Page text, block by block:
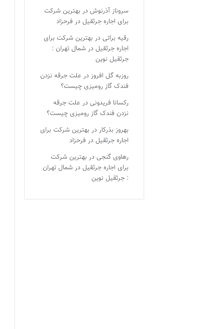
سروناز آذرنوش در بهترین شرکت
برای اجاره جرثقیل در فرحزاد
رقیه براتی در بهترین شرکت برای
اجاره جرثقیل در شمال تهران :
جرثقیل نوین
روزبه گل افروز در علت جرقه نزدن
فندک گاز رومیزی چیست؟
رکسانا فریدونی در علت جرقه
نزدن فندک گاز رومیزی چیست؟
بهروز بذرکار در بهترین شرکت برای
اجاره جرثقیل در فرحزاد
رهاوی گنجی در بهترین شرکت
برای اجاره جرثقیل در شمال تهران
: جرثقیل نوین